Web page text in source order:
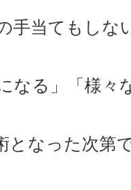
手当てもしな
なる」「様々
となった次第